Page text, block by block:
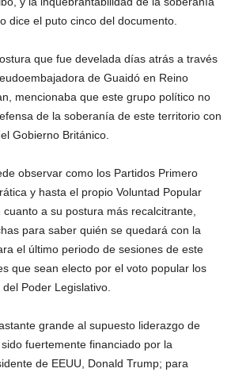
dice el puto cinco del documento.
que fue develada días atrás a través
de Guaidó en Reino
mencionaba que este grupo político no
de la soberanía de este territorio con
Gobierno Británico.
observar como los Partidos Primero
y hasta el propio Voluntad Popular
a su postura más recalcitrante,
para saber quién se quedará con la
el último periodo de sesiones de este
que sean electo por el voto popular los
Poder Legislativo.
grande al supuesto liderazgo de
fuertemente financiado por la
de EEUU, Donald Trump; para